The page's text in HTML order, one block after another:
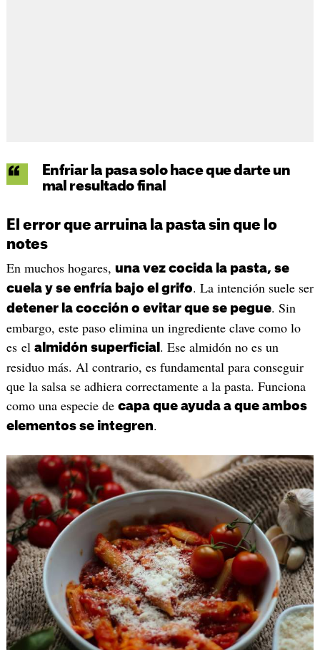
Enfriar la pasa solo hace que darte un
mal resultado final
El error que arruina la pasta sin que lo
notes
En muchos hogares, una vez cocida la pasta, se
cuela y se enfría bajo el grifo. La intención suele ser
detener la cocción o evitar que se pegue. Sin
embargo, este paso elimina un ingrediente clave como lo
es el almidón superficial . Ese almidón no es un
residuo más. Al contrario, es fundamental para conseguir
que la salsa se adhiera correctamente a la pasta. Funciona
como una especie de capa que ayuda a que ambos
elementos se integren.